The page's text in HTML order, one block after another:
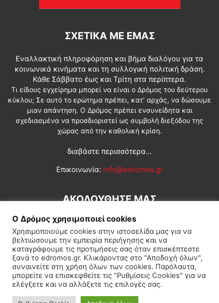
ΣΧΕΤΙΚΆ ΜΕ ΕΜΆΣ
Εναλλακτική πληροφόρηση και βήμα διαλόγου για τα
κοινωνικά κινήματα και τη συλλογική πολιτική δράση.
Κάθε Σάββατο έως και Τρίτη στα περίπτερα.
Τι είδους εγχείρημα μπορεί να είναι ο Δρόμος του δεύτερου
κύκλου; Σε αυτό το ερώτημα πρέπει, κατ’ αρχάς, να δώσουμε
μιαν απάντηση. Ο Δρόμος πρέπει ενσυνείδητα και
σχεδιασμένα να προσδιοριστεί ως συμβολή διεξόδου της
χώρας από την καθολική κρίση.
διαβάστε περισσότερα...
Επικοινωνία: info@edromos.gr
ΑΚΟΛΟΥΘΗΣΕ ΜΑΣ
Εγγραφή συνδρομητή Πολιτική Διεθνή Κοινωνία
Πολιτισμός Αφιερώματα
Ο Δρόμος χρησιμοποιεί cookies
Χρησιμοποιούμε cookies στην ιστοσελίδα μας για να
βελτιώσουμε την εμπειρία περιήγησης και να
καταγράφουμε τις προτιμήσεις σας όταν επισκέπτεστε
ξανά το edromos.gr. Κλικάροντας στο "Αποδοχή όλων",
συναινείτε στη χρήση όλων των cookies. Παρόλαυτα,
μπορείτε να επισκεφθείτε τις "Ρυθμίσεις Cookies" για να
ελέγξετε και να αλλάξετε τις επιλογές σας.